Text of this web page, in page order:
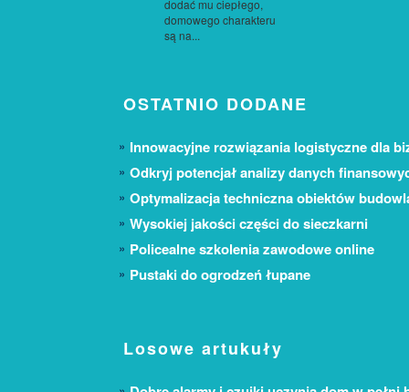
dodać mu ciepłego,
domowego charakteru
są na...
OSTATNIO DODANE
Innowacyjne rozwiązania logistyczne dla
Odkryj potencjał analizy danych
Optymalizacja techniczna obiektów
Wysokiej jakości części do sieczkarni
Policealne szkolenia zawodowe online
Pustaki do ogrodzeń łupane
Losowe artukuły